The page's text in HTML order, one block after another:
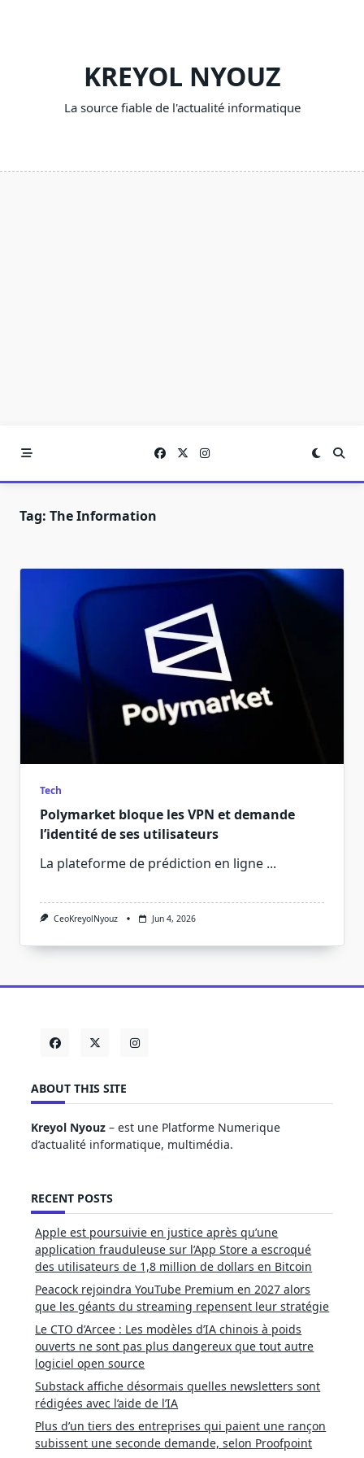
KREYOL NYOUZ
La source fiable de l'actualité informatique
Tag: The Information
Tech
Polymarket bloque les VPN et demande
l’identité de ses utilisateurs
La plateforme de prédiction en ligne ...
CeoKreyolNyouz Jun 4, 2026
ABOUT THIS SITE
Kreyol Nyouz – est une Platforme Numerique
d’actualité informatique, multimédia.
RECENT POSTS
Apple est poursuivie en justice après qu’une
application frauduleuse sur l’App Store a escroqué
des utilisateurs de 1,8 million de dollars en Bitcoin
Peacock rejoindra YouTube Premium en 2027 alors
que les géants du streaming repensent leur stratégie
Le CTO d’Arcee : Les modèles d’IA chinois à poids
ouverts ne sont pas plus dangereux que tout autre
logiciel open source
Substack affiche désormais quelles newsletters sont
rédigées avec l’aide de l’IA
Plus d’un tiers des entreprises qui paient une rançon
subissent une seconde demande, selon Proofpoint